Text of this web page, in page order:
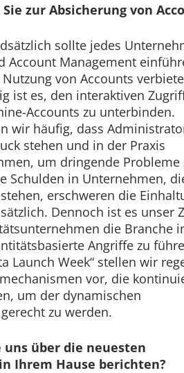
zur Absicherung von
sollte jedes
Account Management
von Accounts
ist es, den interaktiven
Accounts zu unterbinden.
wir häufig, dass
stehen und in der Praxis
um dringende Probleme
Schulden in Unternehmen,
erschweren die
Dennoch ist es unser
die Branche
Angriffe zu
Launch Week“ stellen wir
vor, die
um der dynamischen
zu werden.
uns über die neuesten
Ihrem Hause berichten?